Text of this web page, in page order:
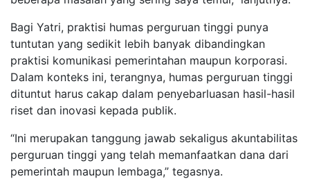
Bagi Yatri, praktisi humas perguruan tinggi punya
tuntutan yang sedikit lebih banyak dibandingkan
praktisi komunikasi pemerintahan maupun korporasi.
Dalam konteks ini, terangnya, humas perguruan tinggi
dituntut harus cakap dalam penyebarluasan hasil-hasil
riset dan inovasi kepada publik.
“Ini merupakan tanggung jawab sekaligus akuntabilitas
perguruan tinggi yang telah memanfaatkan dana dari
pemerintah maupun lembaga,” tegasnya.